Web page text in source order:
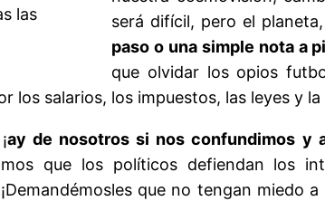
las
será difícil, pero el
paso o una simple nota a
que olvidar los opios
los salarios, los impuestos, las leyes y
ay de nosotros si nos confundimos y
que los políticos defiendan los
que no tengan miedo